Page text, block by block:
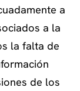
a
a la
la falta de
de los